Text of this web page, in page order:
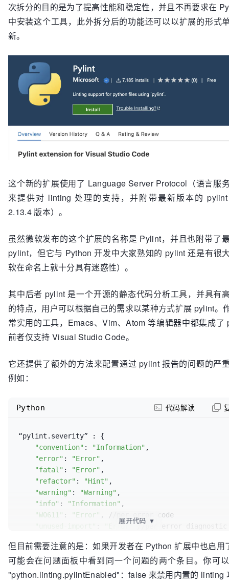
次拆分的目的是为了提高性能和稳定性，并且不再要求在
中安装这个工具，此外拆分后的功能还可以以扩展的形式
新。
这个新的扩展使用了 Language Server Protocol（语言服
来提供对 linting 处理的支持，并附带最新版本的
2.13.4 版本）。
虽然微软发布的这个扩展的名称是 Pylint，并且也附带了
pylint，但它与 Python 开发中大家熟知的 pylint 还是有很
软在命名上就十分具有迷惑性）。
其中后者 pylint 是一个开源的静态代码分析工具，并具有
的特点，用户可以根据自己的需求以某种方式扩展 pylint。
常实用的工具，Emacs、Vim、Atom 等编辑器中都集成了
前者仅支持 Visual Studio Code。
它还提供了额外的方法来配置通过 pylint 报告的问题的严
例如：
“pylint.severity” : {
"convention" : "Information" ,
"error" : "Error" ,
"fatal" : "Error" ,
"refactor" : "Hint" ,
"warning" : "Warning" ,
"info" : "Information" ,
"W0611" : "Error" , //per error code
"Error" //per error diagnostic
Python 代码解读
展开代码 ▼
但目前需要注意的是：如果开发者在 Python 扩展中也启用
可能会在问题面板中看到同一个问题的两个条目。你可
"python.linting.pylintEnabled"：false 来禁用内置的 linting